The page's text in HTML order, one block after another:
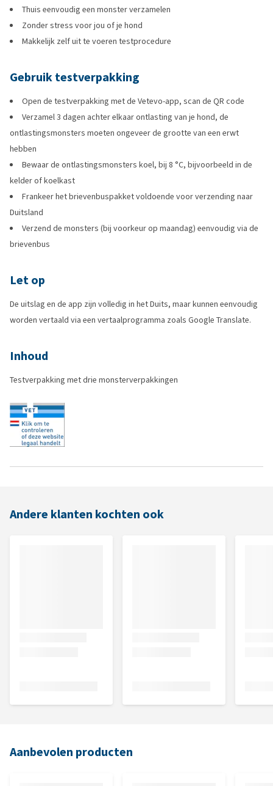
Thuis eenvoudig een monster verzamelen
Zonder stress voor jou of je hond
Makkelijk zelf uit te voeren testprocedure
Gebruik testverpakking
Open de testverpakking met de Vetevo-app, scan de QR code
Verzamel 3 dagen achter elkaar ontlasting van je hond, de
ontlastingsmonsters moeten ongeveer de grootte van een erwt
hebben
Bewaar de ontlastingsmonsters koel, bij 8 °C, bijvoorbeeld in de
kelder of koelkast
Frankeer het brievenbuspakket voldoende voor verzending naar
Duitsland
Verzend de monsters (bij voorkeur op maandag) eenvoudig via de
brievenbus
Let op
De uitslag en de app zijn volledig in het Duits, maar kunnen eenvoudig
worden vertaald via een vertaalprogramma zoals Google Translate.
Inhoud
Testverpakking met drie monsterverpakkingen
Andere klanten kochten ook
Aanbevolen producten